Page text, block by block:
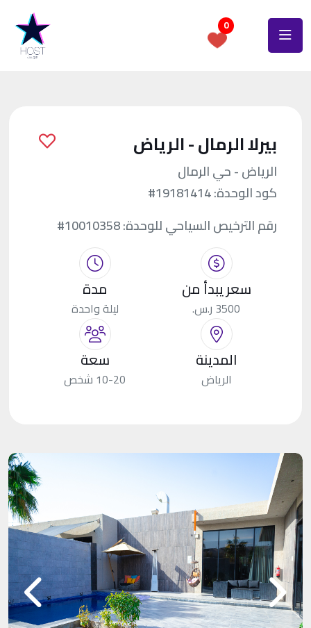
0
بيرلا الرمال - الرياض
الرياض - حي الرمال
كود الوحدة:#19181414
رقم الترخيص السياحي للوحدة:#10010358
سعر يبدأ من
3500 ر.س.
مدة
ليلة واحدة
المدينة
الرياض
سعة
10-20 شخص